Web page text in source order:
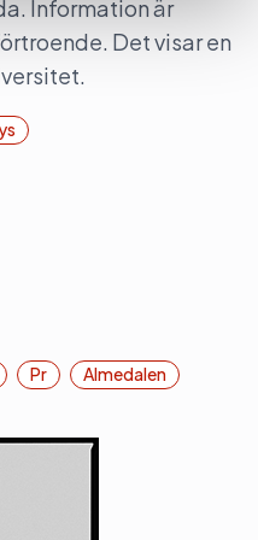
Information är
Det visar en
Pr Almedalen